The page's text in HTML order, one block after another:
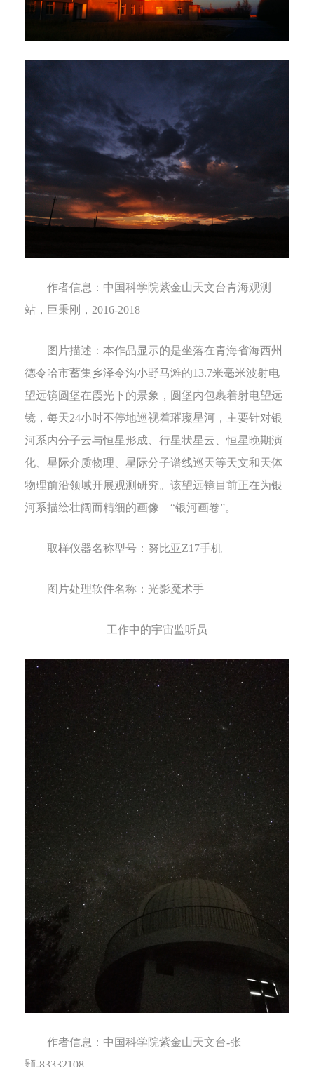
作者信息： 中国科学院紫金山天文台青海观测
站，巨秉刚， 2016-2018
图片描述：本作品显示的是坐落在青海省海西州
德令哈市蓄集乡泽令沟小野马滩的13.7米毫米波射电
望远镜圆堡在霞光下的景象，圆堡内包裹着射电望远
镜，每天24小时不停地巡视着璀璨星河，主要针对银
河系内分子云与恒星形成、行星状星云、恒星晚期演
化、星际介质物理、星际分子谱线巡天等天文和天体
物理前沿领域开展观测研究。该望远镜目前正在为银
河系描绘壮阔而精细的画像—“银河画卷”。
取样仪器名称型号： 努比亚Z17手机
图片处理软件名称： 光影魔术手
工作中的宇宙监听员
作者信息： 中国科学院紫金山天文台-张
颢-83332108